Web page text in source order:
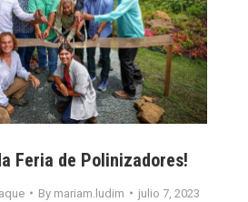
Feria de Polinizadores!
By mariam.ludim julio 7, 2023